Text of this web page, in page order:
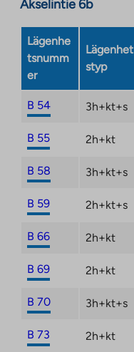
Akselintie 6b
Lägenhe
tsnumm
er
Lägenhet
styp
B 54 3h+kt+s
B 55 2h+kt
B 58 3h+kt+s
B 59 2h+kt+s
B 66 2h+kt
B 69 2h+kt
B 70 3h+kt+s
B 73 2h+kt